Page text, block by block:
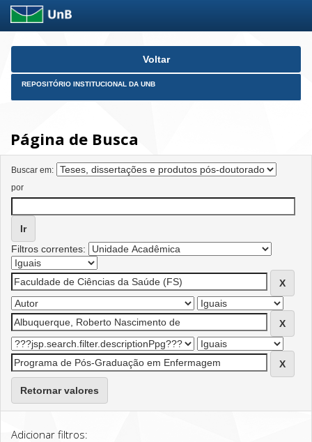
Skip
Voltar
REPOSITÓRIO INSTITUCIONAL DA UNB
Página de Busca
Buscar em:
por
Filtros correntes:
Retornar valores
Adicionar filtros: